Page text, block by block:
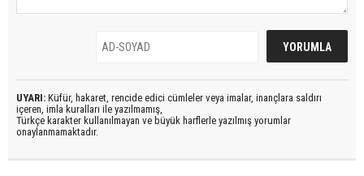
UYARI: Küfür, hakaret, rencide edici cümleler veya imalar, inançlara saldırı
içeren, imla kuralları ile yazılmamış,
Türkçe karakter kullanılmayan ve büyük harflerle yazılmış yorumlar
onaylanmamaktadır.